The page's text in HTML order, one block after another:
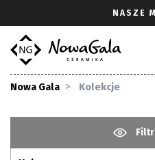
NASZE
Nowa Gala Kolekcje